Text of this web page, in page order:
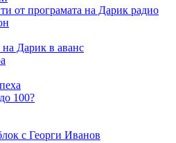
от програмата на Дарик радио
Дарик в аванс
100?
с Георги Иванов